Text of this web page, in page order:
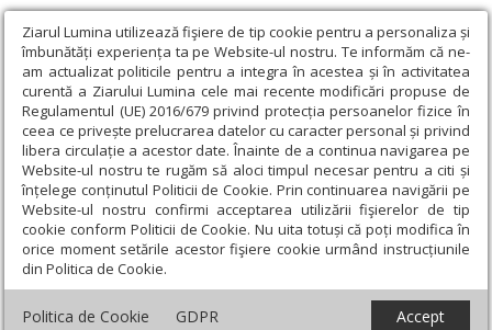
Ziarul Lumina utilizează fişiere de tip cookie pentru a personaliza și
îmbunătăți experiența ta pe Website-ul nostru. Te informăm că ne-
am actualizat politicile pentru a integra în acestea și în activitatea
curentă a Ziarului Lumina cele mai recente modificări propuse de
Regulamentul (UE) 2016/679 privind protecția persoanelor fizice în
ceea ce privește prelucrarea datelor cu caracter personal și privind
libera circulație a acestor date. Înainte de a continua navigarea pe
Website-ul nostru te rugăm să aloci timpul necesar pentru a citi și
înțelege conținutul Politicii de Cookie. Prin continuarea navigării pe
Website-ul nostru confirmi acceptarea utilizării fişierelor de tip
cookie conform Politicii de Cookie. Nu uita totuși că poți modifica în
orice moment setările acestor fişiere cookie urmând instrucțiunile
din Politica de Cookie.
Politica de Cookie GDPR Accept
Ziarul Lumina › Actualitate religioasă › Știri › Finalul
conferințelor preoțești din Arhiepiscopiei Sucevei și Rădăuților
Finalul conferințelor preoțești din
Arhiepiscopiei Sucevei și Rădăuților